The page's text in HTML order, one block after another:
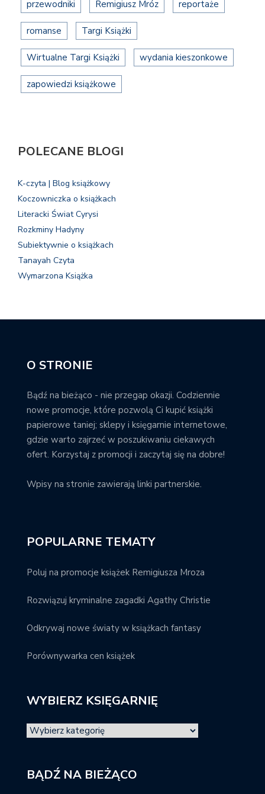
przewodniki Remigiusz Mróz reportaże
romanse Targi Książki
Wirtualne Targi Książki wydania kieszonkowe
zapowiedzi książkowe
POLECANE BLOGI
K-czyta | Blog książkowy
Koczowniczka o książkach
Literacki Świat Cyrysi
Rozkminy Hadyny
Subiektywnie o książkach
Tanayah Czyta
Wymarzona Książka
O STRONIE
Bądź na bieżąco - nie przegap okazji. Codziennie
nowe promocje, które pozwolą Ci kupić książki
papierowe taniej; sklepy i księgarnie internetowe,
gdzie warto zajrzeć w poszukiwaniu ciekawych
ofert. Korzystaj z promocji i zaczytaj się na dobre!
Wpisy na stronie zawierają linki partnerskie.
POPULARNE TEMATY
Poluj na promocje książek Remigiusza Mroza
Rozwiązuj kryminalne zagadki Agathy Christie
Odkrywaj nowe światy w książkach fantasy
Porównywarka cen książek
WYBIERZ KSIĘGARNIĘ
BĄDŹ NA BIEŻĄCO